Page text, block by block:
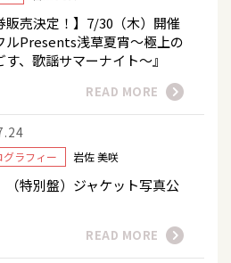
販売決定！】7/30（木）開催
ルPresents浅草夏宵～極上の
、歌謡サマーナイト～』
READ MORE
グラフィー 岩佐 美咲
（特別盤）ジャケット写真公
READ MORE